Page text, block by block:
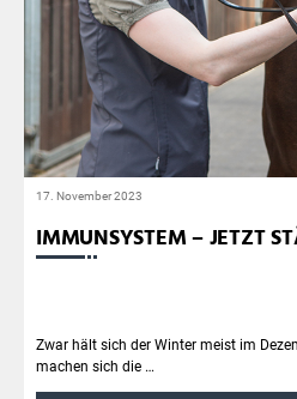
17. November 2023
IMMUNSYSTEM – JETZT
Zwar hält sich der Winter meist im
machen sich die …